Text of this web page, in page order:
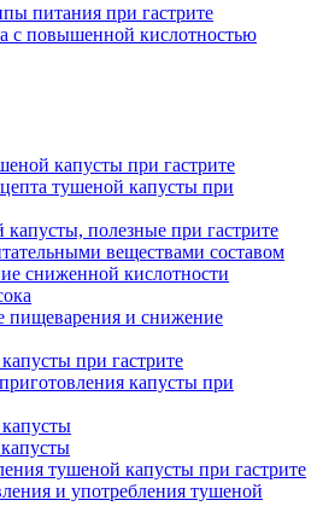
питания при гастрите
с повышенной кислотностью
капусты при гастрите
тушеной капусты при
полезные при гастрите
веществами составом
сниженной кислотности
пищеварения и снижение
при гастрите
капусты при
тушеной капусты при гастрите
и употребления тушеной